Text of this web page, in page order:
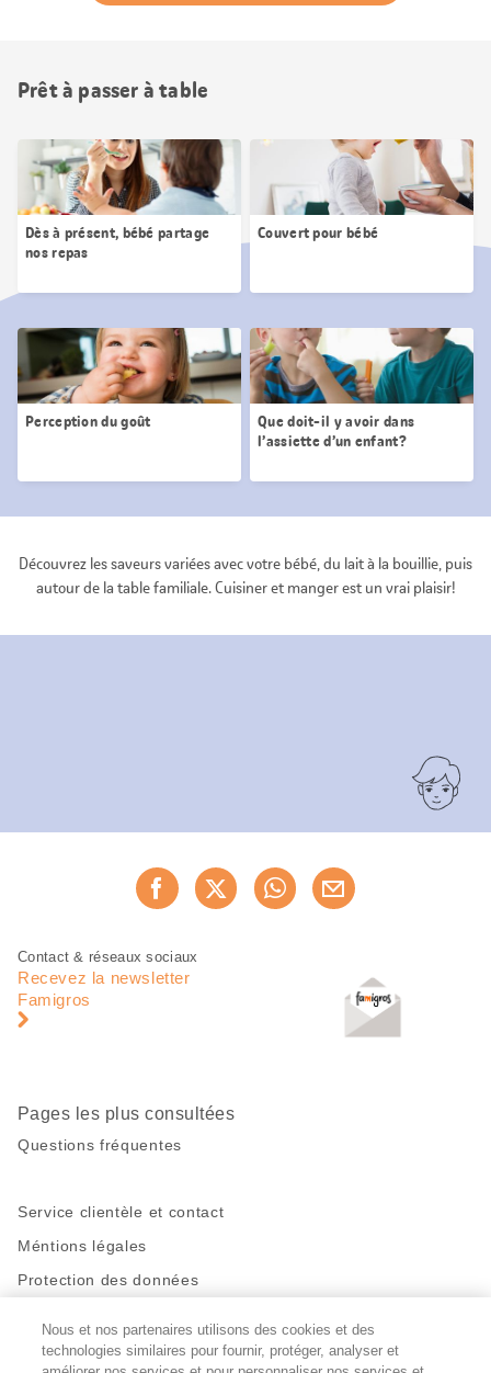
Prêt à passer à table
Dès à présent, bébé partage
nos repas
Couvert pour bébé
Perception du goût
Que doit-il y avoir dans
l’assiette d’un enfant?
Découvrez les saveurs variées avec votre bébé, du lait à la bouillie, puis
autour de la table familiale. Cuisiner et manger est un vrai plaisir!
Recommander maintenant
Pied
page
Navigation
pied
Contact & réseaux sociaux
Recevez la newsletter
Famigros
Pages les plus consultées
Questions fréquentes
Service clientèle et contact
Méntions légales
Protection des données
Restez en contact!
Nous et nos partenaires utilisons des cookies et des
technologies similaires pour fournir, protéger, analyser et